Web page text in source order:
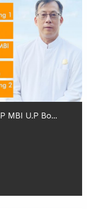
MBI U.P Bo...